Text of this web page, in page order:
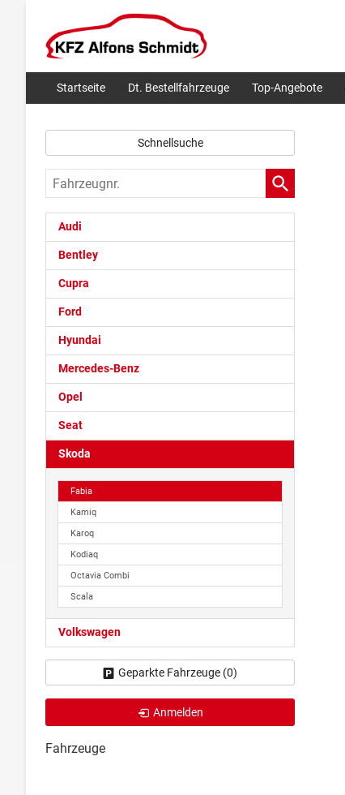
Startseite Dt. Bestellfahrzeuge Top-Angebote
Schnellsuche
Fahrzeugnr.
Audi
Bentley
Cupra
Ford
Hyundai
Mercedes-Benz
Opel
Seat
Skoda
Fabia
Kamiq
Karoq
Kodiaq
Octavia Combi
Scala
Volkswagen
Geparkte Fahrzeuge (0)
Anmelden
Fahrzeuge